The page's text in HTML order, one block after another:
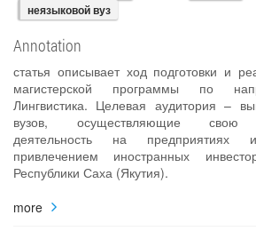
неязыковой вуз
Annotation
статья описывает ход подготовки и
магистерской программы по
Лингвистика. Целевая аудитория –
вузов, осуществляющие свою
деятельность на предприятиях
привлечением иностранных
Республики Саха (Якутия).
more